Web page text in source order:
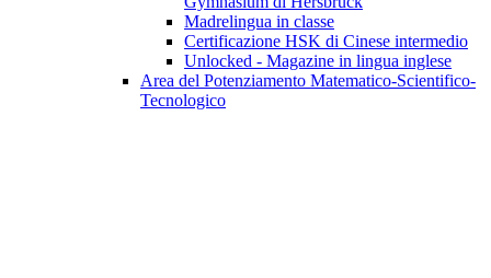
Madrelingua in classe
Certificazione HSK di Cinese intermedio
Unlocked - Magazine in lingua inglese
Area del Potenziamento Matematico-Scientifico-
Tecnologico